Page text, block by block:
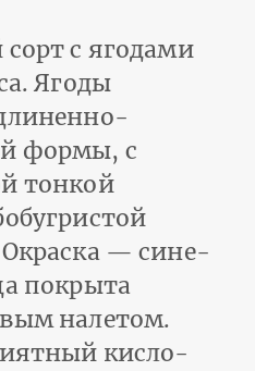
с ягодами
Ягоды
формы, с
тонкой
— сине-
покрыта
налетом.
кисло-